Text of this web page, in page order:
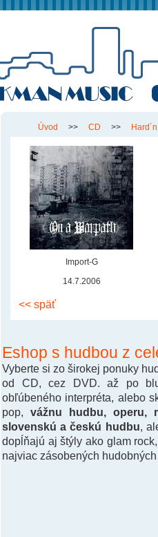
Úvod >> CD >>
Import-G
14.7.2006
<< späť
Eshop s hudbou z
Vyberte si zo širokej ponuky
od CD, cez DVD. až po
obľúbeného interpréta, alebo
pop, vážnu hudbu, operu,
slovenskú a českú hudbu ,
dopĺňajú aj štýly ako glam
najviac zásobených